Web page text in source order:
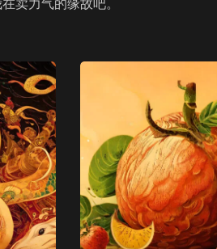
卖力气的缘故吧。